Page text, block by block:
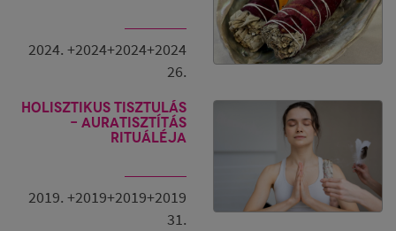
2024. +2024+2024+2024
26.
Holisztikus tisztulás
- Auratisztítás
rituáléja
2019. +2019+2019+2019
31.